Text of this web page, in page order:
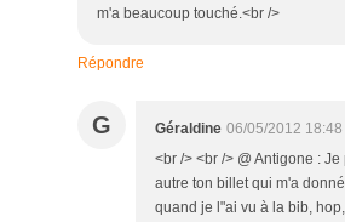
m'a beaucoup touché.<br />
Répondre
G Géraldine 06/05/2012 18:48
<br /> <br /> @ Antigone :
autre ton billet qui m'a
quand je l"ai vu à la bib,